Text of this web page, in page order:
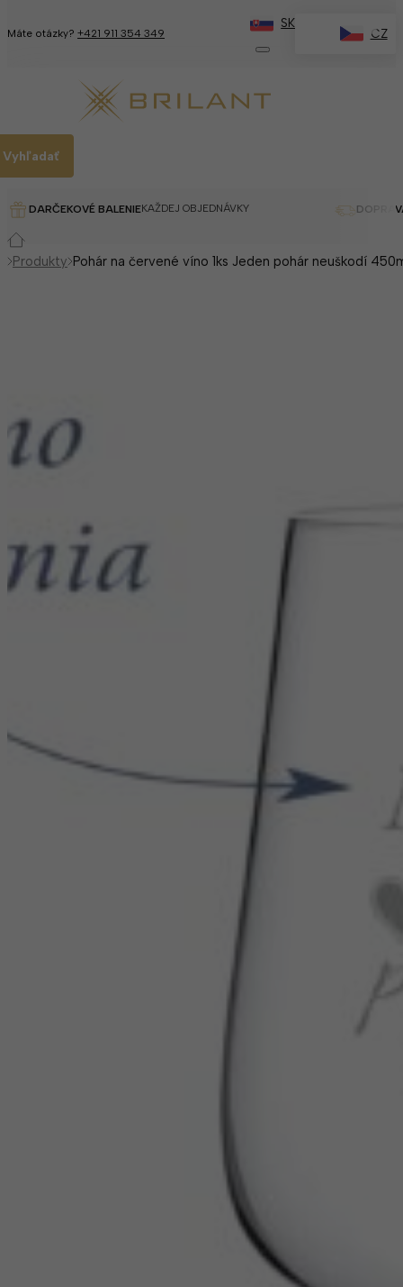
Máte otázky? +421 911 354 349
SK
CZ
Vyhľadať
DARČEKOVÉ BALENIEKAŽDEJ OBJEDNÁVKY
Produkty Pohár na červené víno 1ks Jeden pohár neuškodí
✕